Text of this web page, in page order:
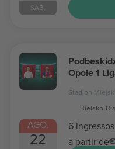
SÁB.
AGO.
22
Opole 1
Stadion
Bielsko-
6 ingressos
a partir de